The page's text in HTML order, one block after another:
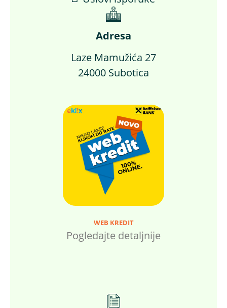
Adresa
Laze Mamužića 27
24000 Subotica
WEB KREDIT
Pogledajte detaljnije